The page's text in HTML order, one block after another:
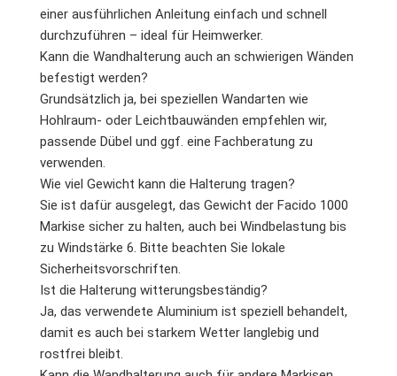
einer ausführlichen Anleitung einfach und schnell
durchzuführen – ideal für Heimwerker.
Kann die Wandhalterung auch an schwierigen Wänden
befestigt werden?
Grundsätzlich ja, bei speziellen Wandarten wie
Hohlraum- oder Leichtbauwänden empfehlen wir,
passende Dübel und ggf. eine Fachberatung zu
verwenden.
Wie viel Gewicht kann die Halterung tragen?
Sie ist dafür ausgelegt, das Gewicht der Facido 1000
Markise sicher zu halten, auch bei Windbelastung bis
zu Windstärke 6. Bitte beachten Sie lokale
Sicherheitsvorschriften.
Ist die Halterung witterungsbeständig?
Ja, das verwendete Aluminium ist speziell behandelt,
damit es auch bei starkem Wetter langlebig und
rostfrei bleibt.